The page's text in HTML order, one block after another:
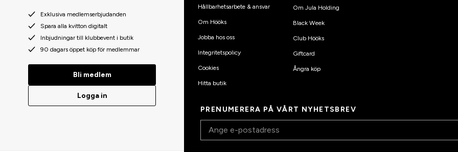
Exklusiva medlemserbjudanden
Spara alla kvitton digitalt
Inbjudningar till klubbevent i butik
90 dagars öppet köp för medlemmar
Bli medlem
Logga in
Hållbarhetsarbete & ansvar
Om Hööks
Jobba hos oss
Integritetspolicy
Cookies
Hitta butik
Om Jula Holding
Black Week
Club Hööks
Giftcard
Ångra köp
PRENUMERERA PÅ VÅRT NYHETSBREV